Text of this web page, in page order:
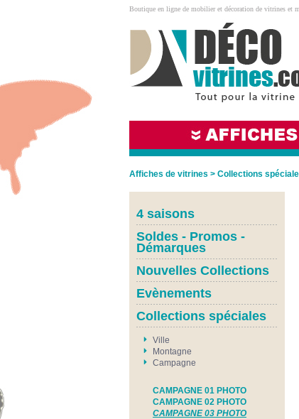
Boutique en ligne de mobilier et décoration de vitrines et
Affiches de vitrines > Collections
4 saisons
Soldes - Promos -
Démarques
Nouvelles Collections
Evènements
Collections spéciales
Ville
Montagne
Campagne
CAMPAGNE 01 PHOTO
CAMPAGNE 02 PHOTO
CAMPAGNE 03 PHOTO